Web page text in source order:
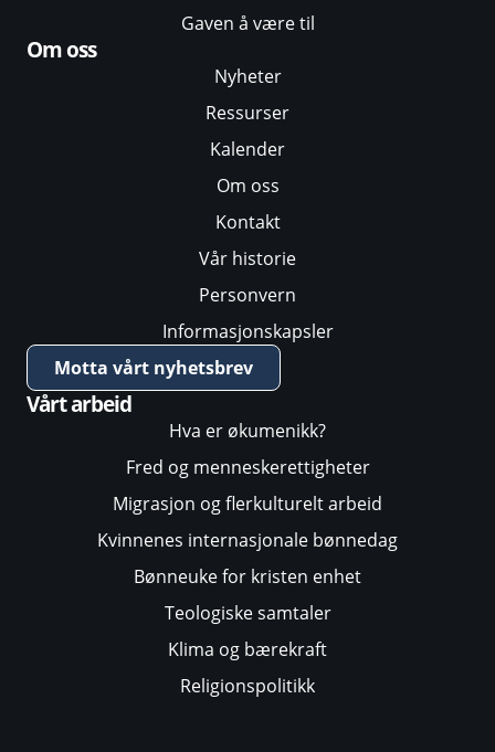
Gaven å være til
Om oss
Nyheter
Ressurser
Kalender
Om oss
Kontakt
Vår historie
Personvern
Informasjonskapsler
Motta vårt nyhetsbrev
Vårt arbeid
Hva er økumenikk?
Fred og menneskerettigheter
Migrasjon og flerkulturelt arbeid
Kvinnenes internasjonale bønnedag
Bønneuke for kristen enhet
Teologiske samtaler
Klima og bærekraft
Religionspolitikk